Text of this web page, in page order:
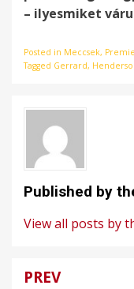
– ilyesmiket
Posted in Meccsek,
Tagged Gerrard,
Published by
View all posts by
Bejegyzés
PREV